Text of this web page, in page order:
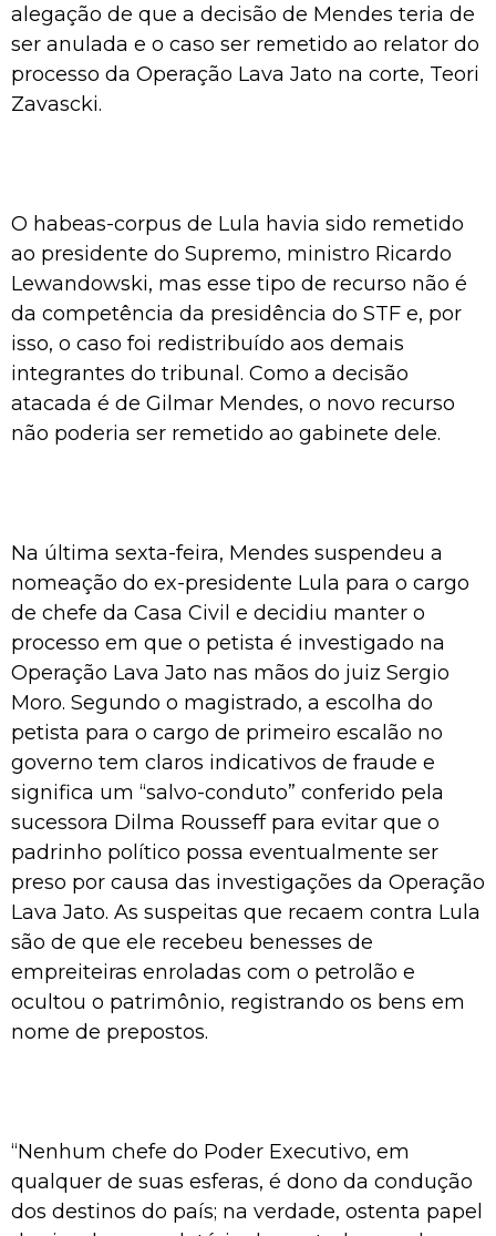
alegação de que a decisão de Mendes teria de
ser anulada e o caso ser remetido ao relator do
processo da Operação Lava Jato na corte, Teori
Zavascki.
O habeas-corpus de Lula havia sido remetido
ao presidente do Supremo, ministro Ricardo
Lewandowski, mas esse tipo de recurso não é
da competência da presidência do STF e, por
isso, o caso foi redistribuído aos demais
integrantes do tribunal. Como a decisão
atacada é de Gilmar Mendes, o novo recurso
não poderia ser remetido ao gabinete dele.
Na última sexta-feira, Mendes suspendeu a
nomeação do ex-presidente Lula para o cargo
de chefe da Casa Civil e decidiu manter o
processo em que o petista é investigado na
Operação Lava Jato nas mãos do juiz Sergio
Moro. Segundo o magistrado, a escolha do
petista para o cargo de primeiro escalão no
governo tem claros indicativos de fraude e
significa um “salvo-conduto” conferido pela
sucessora Dilma Rousseff para evitar que o
padrinho político possa eventualmente ser
preso por causa das investigações da Operação
Lava Jato. As suspeitas que recaem contra Lula
são de que ele recebeu benesses de
empreiteiras enroladas com o petrolão e
ocultou o patrimônio, registrando os bens em
nome de prepostos.
“Nenhum chefe do Poder Executivo, em
qualquer de suas esferas, é dono da condução
dos destinos do país; na verdade, ostenta papel